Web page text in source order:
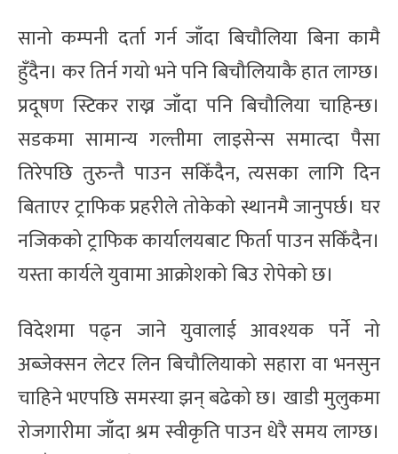
सानो कम्पनी दर्ता गर्न जाँदा बिचौलिया बिना कामै
हुँदैन। कर तिर्न गयो भने पनि बिचौलियाकै हात लाग्छ।
प्रदूषण स्टिकर राख्न जाँदा पनि बिचौलिया चाहिन्छ।
सडकमा सामान्य गल्तीमा लाइसेन्स समात्दा पैसा
तिरेपछि तुरुन्तै पाउन सकिँदैन, त्यसका लागि दिन
बिताएर ट्राफिक प्रहरीले तोकेको स्थानमै जानुपर्छ। घर
नजिकको ट्राफिक कार्यालयबाट फिर्ता पाउन सकिँदैन।
यस्ता कार्यले युवामा आक्रोशको बिउ रोपेको छ।
विदेशमा पढ्न जाने युवालाई आवश्यक पर्ने नो
अब्जेक्सन लेटर लिन बिचौलियाको सहारा वा भनसुन
चाहिने भएपछि समस्या झन् बढेको छ। खाडी मुलुकमा
रोजगारीमा जाँदा श्रम स्वीकृति पाउन धेरै समय लाग्छ।